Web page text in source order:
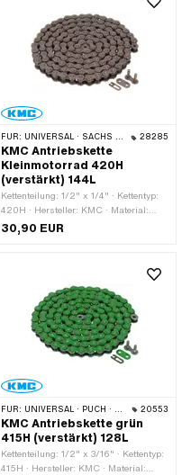
FÜR: UNIVERSAL · SACHS · KREIDLER 28285
KMC Antriebskette
Kleinmotorrad 420H
(verstärkt) 144L
Kettenteilung: 1/2" x 1/4" · Kettentyp:
420H · Hersteller: KMC · Material:
Stahl · Anzahl Kettenglieder: 144 Stk. ·
30,90 EUR
FÜR: UNIVERSAL · PUCH · SACHS · PONY / CILO (BETA 521 & 512) · ZÜNDAPP BELMONDO · TOMOS · BYE BIKE 20553
KMC Antriebskette grün
415H (verstärkt) 128L
Kettenteilung: 1/2" x 3/16" · Kettentyp:
415H · Hersteller: KMC · Material: